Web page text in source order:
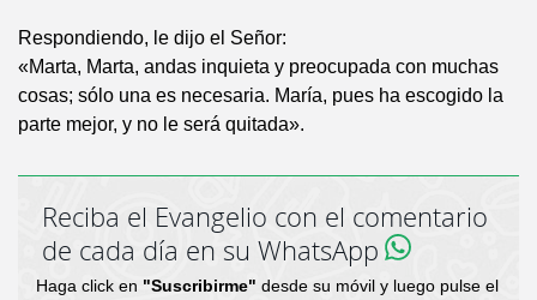
Respondiendo, le dijo el Señor:
«Marta, Marta, andas inquieta y preocupada con muchas
cosas; sólo una es necesaria. María, pues ha escogido la
parte mejor, y no le será quitada».
Reciba el Evangelio con el comentario
de cada día en su WhatsApp
Haga click en "Suscribirme" desde su móvil y luego pulse el